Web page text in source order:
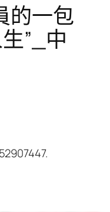
的一包
”_中